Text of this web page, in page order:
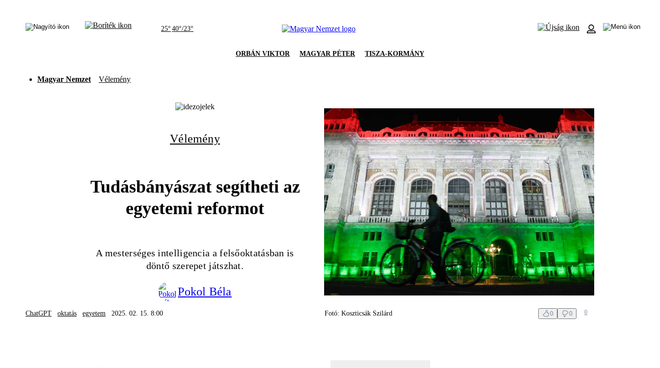
25° 40°/23°
ORBÁN VIKTOR MAGYAR PÉTER TISZA-KORMÁNY
Magyar Nemzet Vélemény
Vélemény
Tudásbányászat segítheti az
egyetemi reformot
A mesterséges intelligencia a felsőoktatásban is
döntő szerepet játszhat.
Pokol Béla
ChatGPT oktatás egyetem 2025. 02. 15. 8:00 Fotó: Koszticsák Szilárd 0 0 0